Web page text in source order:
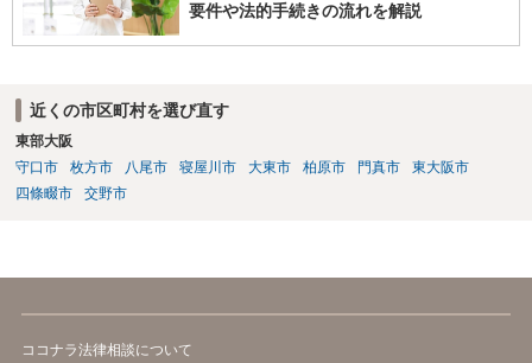
要件や法的手続きの流れを解説
近くの市区町村を選び直す
東部大阪
守口市
枚方市 八尾市 寝屋川市 大東市 柏原市 門真市
東大阪市
四條畷市
交野市
ココナラ法律相談について